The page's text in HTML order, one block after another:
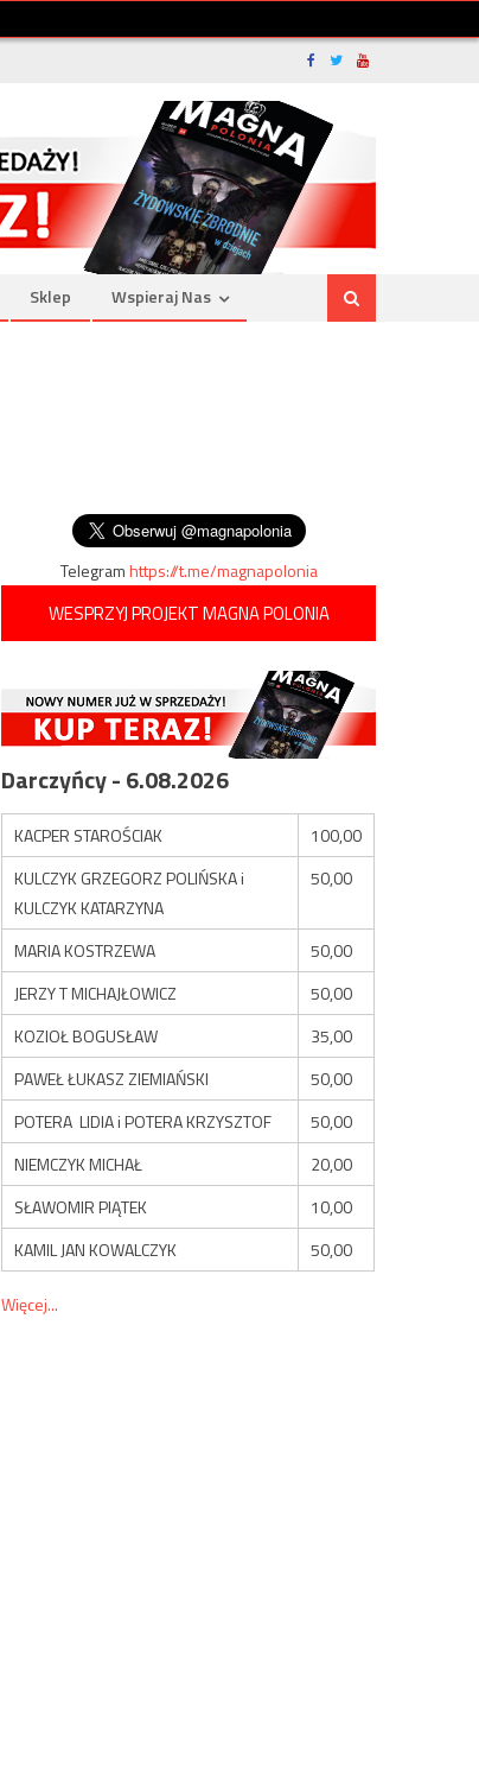
Sklep Wspieraj Nas
Telegramhttps://t.me/magnapolonia
WESPRZYJ PROJEKT MAGNA POLONIA
Darczyńcy - 6.08.2026
KACPER STAROŚCIAK
100,00
KULCZYK GRZEGORZ POLIŃSKA i
KULCZYK KATARZYNA
50,00
MARIA KOSTRZEWA
50,00
JERZY T MICHAJŁOWICZ
50,00
KOZIOŁ BOGUSŁAW
35,00
PAWEŁ ŁUKASZ ZIEMIAŃSKI
50,00
POTERA LIDIA i POTERA KRZYSZTOF
50,00
NIEMCZYK MICHAŁ
20,00
SŁAWOMIR PIĄTEK
10,00
KAMIL JAN KOWALCZYK
50,00
Więcej...